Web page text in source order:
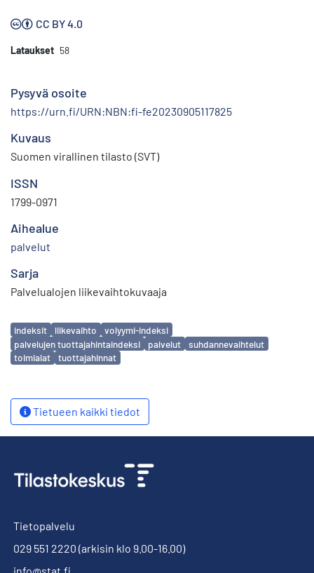
CC BY 4.0
Lataukset 58
Pysyvä osoite
https://urn.fi/URN:NBN:fi-fe20230905117825
Kuvaus
Suomen virallinen tilasto (SVT)
ISSN
1799-0971
Aihealue
palvelut
Sarja
Palvelualojen liikevaihtokuvaaja
Avainsanat
indeksit liikevaihto
volyymi-indeksi
palvelujen tuottajahintaindeksi
palvelut
suhdannevaihtelut
toimialat
tuottajahinnat
Tietueen kaikki tiedot
Tietopalvelu
029 551 2220 (arkisin klo 9.00-16.00)